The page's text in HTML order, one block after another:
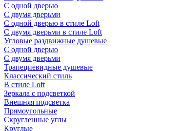
С одной дверью
С двумя дверьми
С одной дверью в стиле Loft
С двумя дверьми в стиле Loft
Угловые раздвижные душевые
С одной дверью
С двумя дверьми
Трапециевидные душевые
Классический стиль
В стиле Loft
Зеркала с подсветкой
Внешняя подсветка
Прямоугольные
Скругленные углы
Круглые